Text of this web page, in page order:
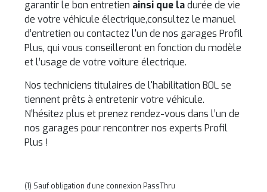
garantir le bon entretien ainsi que ladurée de vie
de votre véhicule électrique,consultez le manuel
d’entretien ou contactez l'un de nos garages Profil
Plus, qui vous conseilleront en fonction du modèle
et l’usage de votre voiture électrique.
Nos techniciens titulaires de l'habilitation B0L se
tiennent prêts à entretenir votre véhicule.
N’hésitez plus et prenez rendez-vous dans l’un de
nos garages pour rencontrer nos experts Profil
Plus !
(1) Sauf obligation d'une connexion PassThru